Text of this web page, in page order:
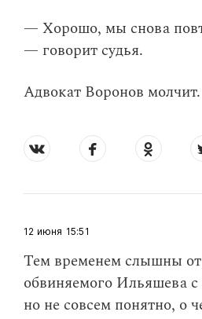
— Хорошо, мы снова
— говорит судья.
Адвокат Воронов молчит.
15:51
12 июня
Тем временем слышны
обвиняемого Ильяшева
но не совсем понятно, о